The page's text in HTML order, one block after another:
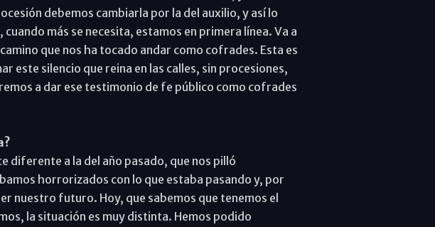
debemos cambiarla por la del auxilio, y así lo
más se necesita, estamos en primera línea. Va a
que nos ha tocado andar como cofrades. Esta es
silencio que reina en las calles, sin procesiones,
a dar ese testimonio de fe público como cofrades
diferente a la del año pasado, que nos pilló
horrorizados con lo que estaba pasando y, por
nuestro futuro. Hoy, que sabemos que tenemos el
la situación es muy distinta. Hemos podido